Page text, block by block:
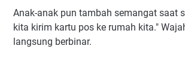
Anak-anak pun tambah semangat saat
kita kirim kartu pos ke rumah kita."
langsung berbinar.